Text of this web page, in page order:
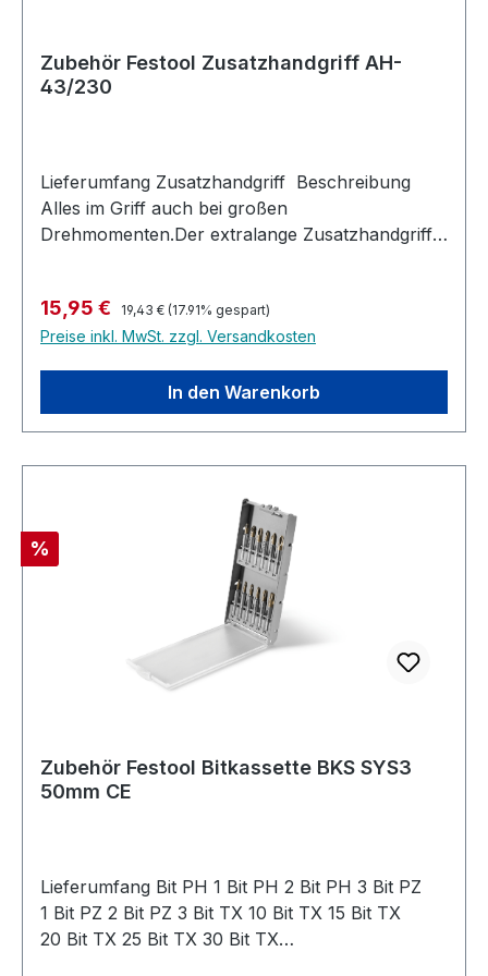
Zubehör Festool Zusatzhandgriff AH-
43/230
Lieferumfang Zusatzhandgriff Beschreibung
Alles im Griff auch bei großen
Drehmomenten.Der extralange Zusatzhandgriff
eignet sich für die Handhabung größerer
Drehmomente bei Bohr-und
Schraubarbeiten.Für alle QUADRILL DR 18/4
und PD 20/4Verwendbar mit Tiefenanschlag für
exakte BohrtiefenbegrenzungMit robustem
individuelle Montage am SpannhalsMit
SoftgripFür die Aufnahme größerer
DrehmomenteProduktinformationen Aufnahme
Ø: 43 mmLänge: 230 mm
Verkaufspreis:
15,95 € Regulärer Preis:
19,43 € (17.91% gespart)
Preise inkl. MwSt. zzgl. Versandkosten
In den Warenkorb
Rabatt
%
Zubehör Festool Bitkassette BKS SYS3
50mm CE
Lieferumfang Bit PH 1 Bit PH 2 Bit PH 3 Bit PZ
1 Bit PZ 2 Bit PZ 3 Bit TX 10 Bit TX 15 Bit TX
20 Bit TX 25 Bit TX 30 Bit TX